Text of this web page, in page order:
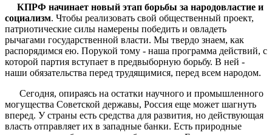
КПРФ начинает новый этап борьбы за народовластие и
социализм. Чтобы реализовать свой общественный проект,
патриотические силы намерены победить и овладеть
рычагами государственной власти. Мы твердо знаем, как
распорядимся ею. Порукой тому - наша программа действий, с
которой партия вступает в предвыборную борьбу. В ней -
наши обязательства перед трудящимися, перед всем народом.
Сегодня, опираясь на остатки научного и промышленного
могущества Советской державы, Россия еще может шагнуть
вперед. У страны есть средства для развития, но действующая
власть отправляет их в западные банки. Есть природные